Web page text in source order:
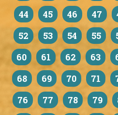
44
45 46 47
52
53 54 55
60
61 62 63
68
69 70 71
76
77 78 79